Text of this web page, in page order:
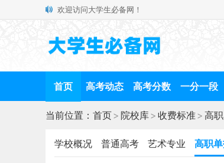
欢迎访问大学生必备网！
首页 高考动态 高考分数 一分一段
当前位置： 首页> 院校库> 收费标准> 高
学校概况 普通高考 艺术专业 高职